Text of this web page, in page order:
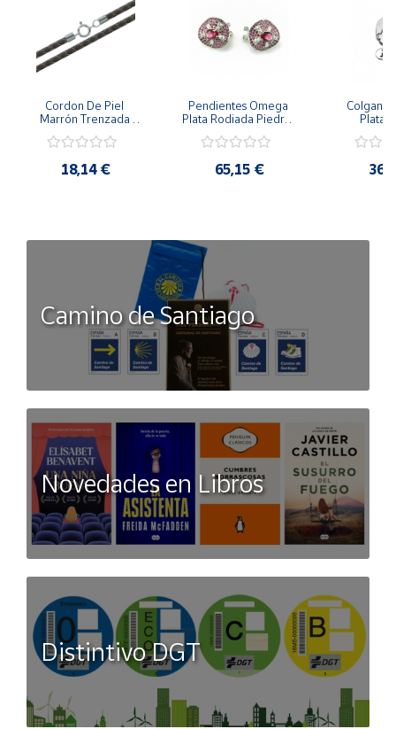
Cordon De Piel
Marrón Trenzada
Plata De 45Cm
18,14 €
Pendientes Omega
Plata Rodiada Piedras
65,15 €
Plata
Camino de Santiago
Novedades en Libros
Distintivo DGT